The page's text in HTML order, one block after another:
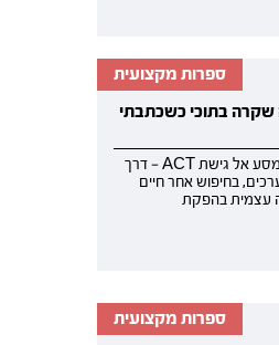
ספרות מקצועית
בתוכי כשכתבתי
בספרו, מזמין רן אלמוג למסע אל גישת ACT — דרך
בחיפוש אחר חיים
עצמית בהפקת
ספרות מקצועית